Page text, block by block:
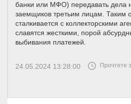
банки или МФО) передавать дела
заемщиков третьим лицам. Таким
сталкивается с коллекторскими
славятся жесткими, порой
выбивания платежей.
24.05.2024 13:28:00 Прочтете